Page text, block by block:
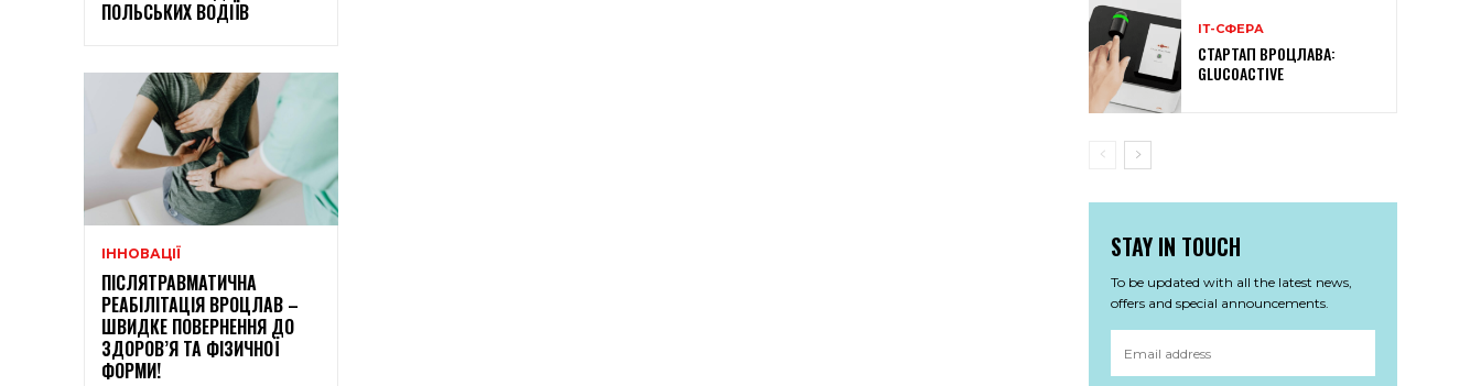
ПОЛЬСЬКИХ ВОДІЇВ
ІННОВАЦІЇ
ПІСЛЯТРАВМАТИЧНА
РЕАБІЛІТАЦІЯ ВРОЦЛАВ –
ШВИДКЕ ПОВЕРНЕННЯ ДО
ЗДОРОВ’Я ТА ФІЗИЧНОЇ
ФОРМИ!
ІТ-СФЕРА
СТАРТАП ВРОЦЛАВА:
GLUCOACTIVE
STAY IN TOUCH
To be updated with all the latest news,
offers and special announcements.